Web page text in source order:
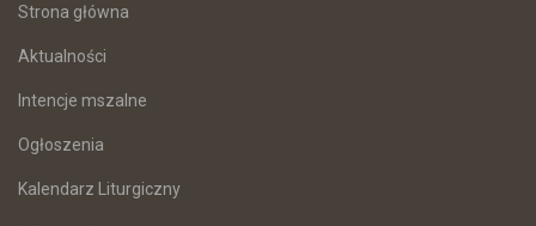
Strona główna
Aktualności
Intencje mszalne
Ogłoszenia
Kalendarz Liturgiczny